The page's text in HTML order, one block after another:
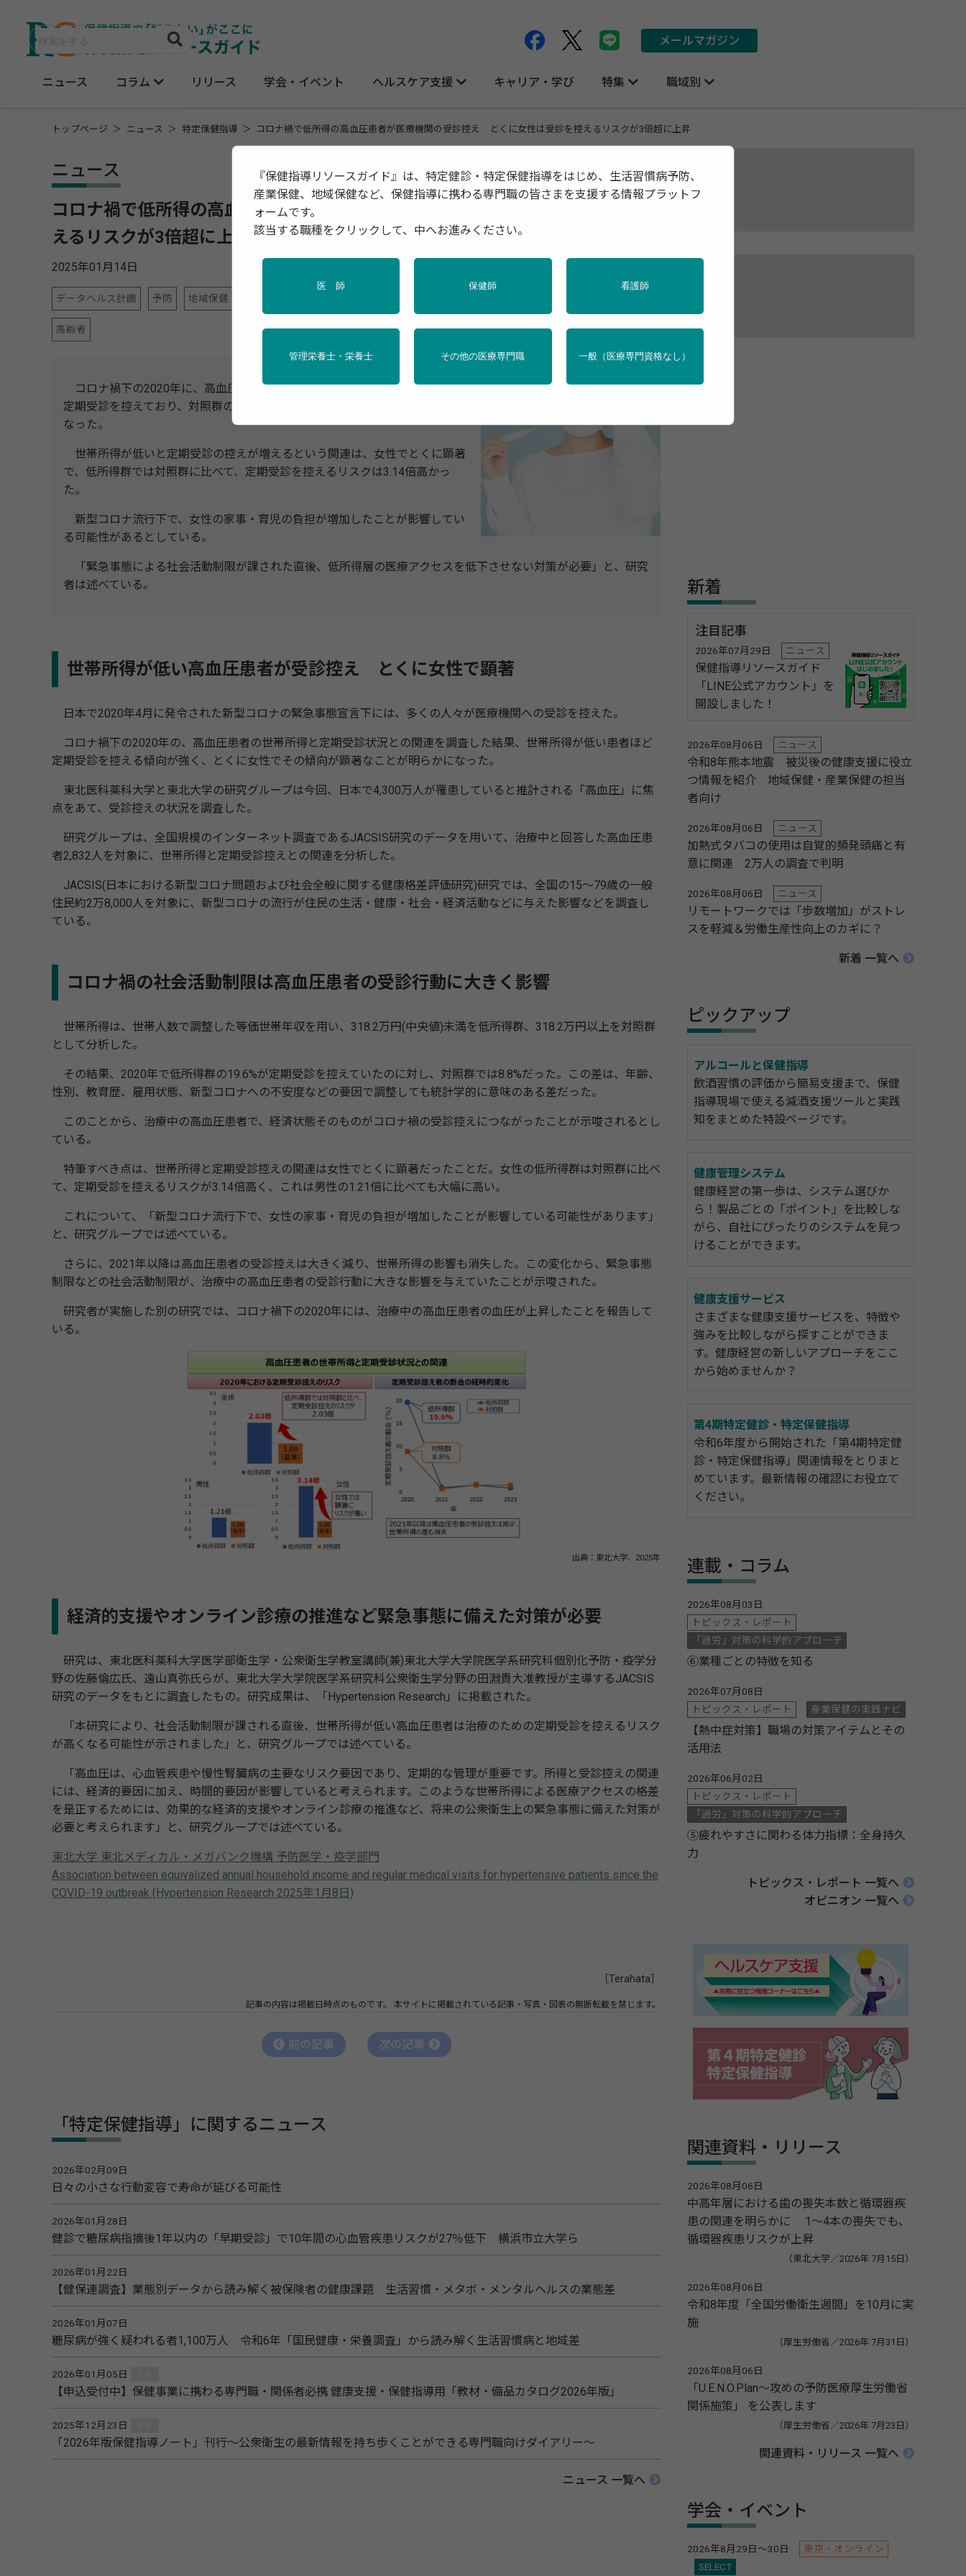
ニュース コラム リリース 学会・イベント ヘルスケア支援 キャリア・学び 特集 職域別
メールマガジン
トップページ ニュース 特定保健指導 コロナ禍で低所得の高血圧患者が医療機関の受診控え とくに女性は受診を控えるリスクが3倍超に上昇
ニュース
コロナ禍で低所得の高血圧患者が医療機関の受診控え とくに女性は受診を控
えるリスクが3倍超に上昇
2025年01月14日
データヘルス計画 予防 地域保健
高齢者
コロナ禍下の2020年に、高血圧患者のうち、世帯所得が低い患者の19.6％が
定期受診を控えており、対照群の8.8%に比べて大幅に高かったことが明らかに
なった。
世帯所得が低いと定期受診の控えが増えるという関連は、女性でとくに顕著
で、低所得群では対照群に比べて、定期受診を控えるリスクは3.14倍高かっ
た。
新型コロナ流行下で、女性の家事・育児の負担が増加したことが影響してい
る可能性があるとしている。
「緊急事態による社会活動制限が課された直後、低所得層の医療アクセスを低下させない対策が必要」と、研究
者は述べている。
世帯所得が低い高血圧患者が受診控え とくに女性で顕著
日本で2020年4月に発令された新型コロナの緊急事態宣言下には、多くの人々が医療機関への受診を控えた。
コロナ禍下の2020年の、高血圧患者の世帯所得と定期受診状況との関連を調査した結果、世帯所得が低い患者ほど
定期受診を控える傾向が強く、とくに女性でその傾向が顕著なことが明らかになった。
東北医科薬科大学と東北大学の研究グループは今回、日本で4,300万人が罹患していると推計される「高血圧」に焦
点をあて、受診控えの状況を調査した。
研究グループは、全国規模のインターネット調査であるJACSIS研究のデータを用いて、治療中と回答した高血圧患
者2,832人を対象に、世帯所得と定期受診控えとの関連を分析した。
JACSIS(日本における新型コロナ問題および社会全般に関する健康格差評価研究)研究では、全国の15～79歳の一般
住民約2万8,000人を対象に、新型コロナの流行が住民の生活・健康・社会・経済活動などに与えた影響などを調査し
ている。
コロナ禍の社会活動制限は高血圧患者の受診行動に大きく影響
世帯所得は、世帯人数で調整した等価世帯年収を用い、318.2万円(中央値)未満を低所得群、318.2万円以上を対照群
として分析した。
その結果、2020年で低所得群の19.6%が定期受診を控えていたのに対し、対照群では8.8%だった。この差は、年齢、
性別、教育歴、雇用状態、新型コロナへの不安度などの要因で調整しても統計学的に意味のある差だった。
このことから、治療中の高血圧患者で、経済状態そのものがコロナ禍の受診控えにつながったことが示唆されるとし
ている。
特筆すべき点は、世帯所得と定期受診控えの関連は女性でとくに顕著だったことだ。女性の低所得群は対照群に比べ
て、定期受診を控えるリスクが3.14倍高く、これは男性の1.21倍に比べても大幅に高い。
これについて、「新型コロナ流行下で、女性の家事・育児の負担が増加したことが影響している可能性があります」
と、研究グループでは述べている。
さらに、2021年以降は高血圧患者の受診控えは大きく減り、世帯所得の影響も消失した。この変化から、緊急事態
制限などの社会活動制限が、治療中の高血圧患者の受診行動に大きな影響を与えていたことが示唆された。
研究者が実施した別の研究では、コロナ禍下の2020年には、治療中の高血圧患者の血圧が上昇したことを報告して
いる。
出典：東北大学、2025年
経済的支援やオンライン診療の推進など緊急事態に備えた対策が必要
研究は、東北医科薬科大学医学部衛生学・公衆衛生学教室講師(兼)東北大学大学院医学系研究科個別化予防・疫学分
野の佐藤倫広氏、遠山真弥氏らが、東北大学大学院医学系研究科公衆衛生学分野の田淵貴大准教授が主導するJACSIS
研究のデータをもとに調査したもの。研究成果は、「Hypertension Research」に掲載された。
「本研究により、社会活動制限が課される直後、世帯所得が低い高血圧患者は治療のための定期受診を控えるリスク
が高くなる可能性が示されました」と、研究グループでは述べている。
「高血圧は、心血管疾患や慢性腎臓病の主要なリスク要因であり、定期的な管理が重要です。所得と受診控えの関連
には、経済的要因に加え、時間的要因が影響していると考えられます。このような世帯所得による医療アクセスの格差
を是正するためには、効果的な経済的支援やオンライン診療の推進など、将来の公衆衛生上の緊急事態に備えた対策が
必要と考えられます」と、研究グループでは述べている。
東北大学 東北メディカル・メガバンク機構 予防医学・疫学部門
Association between equivalized annual household income and regular medical visits for hypertensive patients since the
COVID-19 outbreak (Hypertension Research 2025年1月8日)
［Terahata］
記事の内容は掲載日時点のものです。 本サイトに掲載されている記事・写真・図表の無断転載を禁じます。
前の記事 次の記事
「特定保健指導」に関するニュース
2026年02月09日
日々の小さな行動変容で寿命が延びる可能性
2026年01月28日
健診で糖尿病指摘後1年以内の「早期受診」で10年間の心血管疾患リスクが27％低下 横浜市立大学ら
2026年01月22日
【健保連調査】業態別データから読み解く被保険者の健康課題 生活習慣・メタボ・メンタルヘルスの業態差
2026年01月07日
糖尿病が強く疑われる者1,100万人 令和6年「国民健康・栄養調査」から読み解く生活習慣病と地域差
2026年01月05日
【申込受付中】保健事業に携わる専門職・関係者必携 健康支援・保健指導用「教材・備品カタログ2026年版」
2025年12月23日
「2026年版保健指導ノート」刊行～公衆衛生の最新情報を持ち歩くことができる専門職向けダイアリー～
ニュース 一覧へ
新着
注目記事
2026年07月29日 ニュース
保健指導リソースガイド
「LINE公式アカウント」を
開設しました！
2026年08月06日 ニュース
令和8年熊本地震 被災後の健康支援に役立
つ情報を紹介 地域保健・産業保健の担当
者向け
2026年08月06日 ニュース
加熱式タバコの使用は自覚的頻発頭痛と有
意に関連 2万人の調査で判明
2026年08月06日 ニュース
リモートワークでは「歩数増加」がストレ
スを軽減＆労働生産性向上のカギに？
新着 一覧へ
ピックアップ
アルコールと保健指導
飲酒習慣の評価から簡易支援まで、保健
指導現場で使える減酒支援ツールと実践
知をまとめた特設ページです。
健康管理システム
健康経営の第一歩は、システム選びか
ら！製品ごとの「ポイント」を比較しな
がら、自社にぴったりのシステムを見つ
けることができます。
健康支援サービス
さまざまな健康支援サービスを、特徴や
強みを比較しながら探すことができま
す。健康経営の新しいアプローチをここ
から始めませんか？
第4期特定健診・特定保健指導
令和6年度から開始された「第4期特定健
診・特定保健指導」関連情報をとりまと
めています。最新情報の確認にお役立て
ください。
連載・コラム
2026年08月03日
トピックス・レポート
「過労」対策の科学的アプローチ
⑥業種ごとの特徴を知る
2026年07月08日
トピックス・レポート
産業保健の実践ナビ
【熱中症対策】職場の対策アイテムとその
活用法
2026年06月02日
トピックス・レポート
「過労」対策の科学的アプローチ
⑤疲れやすさに関わる体力指標：全身持久
力
トピックス・レポート 一覧へ
オピニオン 一覧へ
関連資料・リリース
2026年08月06日
中高年層における歯の喪失本数と循環器疾
患の関連を明らかに 1～4本の喪失でも、
循環器疾患リスクが上昇
（東北大学／2026年 7月15日）
2026年08月06日
令和8年度「全国労働衛生週間」を10月に実
施
（厚生労働省／2026年 7月31日）
2026年08月06日
「U.E.N.O.Plan～攻めの予防医療厚生労働省
関係施策」 を公表します
（厚生労働省／2026年 7月23日）
関連資料・リリース 一覧へ
学会・イベント
2026年8月29日～30日
東京・オンライン
SELECT
『保健指導リソースガイド』は、特定健診・特定保健指導をはじめ、生活習慣病予防、
産業保健、地域保健など、保健指導に携わる専門職の皆さまを支援する情報プラットフ
ォームです。
該当する職種をクリックして、中へお進みください。
医 師 保健師 看護師
管理栄養士・栄養士 その他の医療専門職 一般（医療専門資格なし）